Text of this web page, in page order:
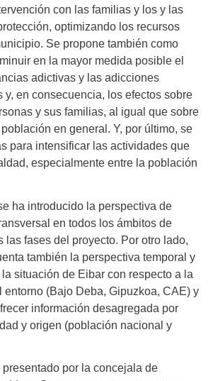
con las familias y los y las
optimizando los recursos
Se propone también como
en la mayor medida posible el
adictivas y las adicciones
y, en consecuencia, los efectos sobre
y sus familias, al igual que sobre
en general. Y, por último, se
para intensificar las actividades que
especialmente entre la población
ha introducido la perspectiva de
en todos los ámbitos de
las fases del proyecto. Por otro lado,
también la perspectiva temporal y
situación de Eibar con respecto a la
entorno (Bajo Deba, Gipuzkoa, CAE) y
información desagregada por
y origen (población nacional y
por la concejala de